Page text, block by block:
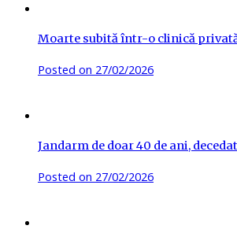
Moarte subită într-o clinică privată
Posted on 27/02/2026
Jandarm de doar 40 de ani,
Posted on 27/02/2026